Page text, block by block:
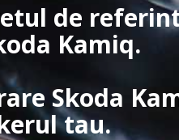
de
Kamiq.
Skoda
tau.